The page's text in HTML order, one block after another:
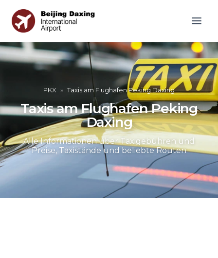
PKX » Taxis am Flughafen Peking Daxing
Taxis am Flughafen Peking
Daxing
Alle Informationen über Taxigebühren und
Preise, Taxistände und beliebte Routen